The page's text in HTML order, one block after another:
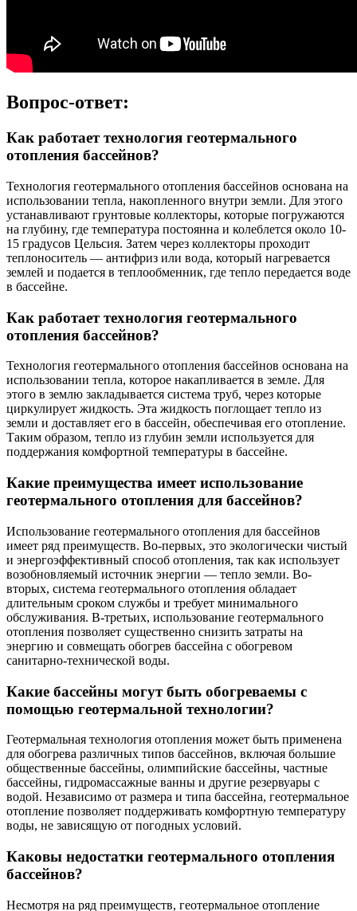
Вопрос-ответ:
Как работает технология геотермального
отопления бассейнов?
Технология геотермального отопления бассейнов основана на
использовании тепла, накопленного внутри земли. Для этого
устанавливают грунтовые коллекторы, которые погружаются
на глубину, где температура постоянна и колеблется около 10-
15 градусов Цельсия. Затем через коллекторы проходит
теплоноситель — антифриз или вода, который нагревается
землей и подается в теплообменник, где тепло передается воде
в бассейне.
Как работает технология геотермального
отопления бассейнов?
Технология геотермального отопления бассейнов основана на
использовании тепла, которое накапливается в земле. Для
этого в землю закладывается система труб, через которые
циркулирует жидкость. Эта жидкость поглощает тепло из
земли и доставляет его в бассейн, обеспечивая его отопление.
Таким образом, тепло из глубин земли используется для
поддержания комфортной температуры в бассейне.
Какие преимущества имеет использование
геотермального отопления для бассейнов?
Использование геотермального отопления для бассейнов
имеет ряд преимуществ. Во-первых, это экологически чистый
и энергоэффективный способ отопления, так как использует
возобновляемый источник энергии — тепло земли. Во-
вторых, система геотермального отопления обладает
длительным сроком службы и требует минимального
обслуживания. В-третьих, использование геотермального
отопления позволяет существенно снизить затраты на
энергию и совмещать обогрев бассейна с обогревом
санитарно-технической воды.
Какие бассейны могут быть обогреваемы с
помощью геотермальной технологии?
Геотермальная технология отопления может быть применена
для обогрева различных типов бассейнов, включая большие
общественные бассейны, олимпийские бассейны, частные
бассейны, гидромассажные ванны и другие резервуары с
водой. Независимо от размера и типа бассейна, геотермальное
отопление позволяет поддерживать комфортную температуру
воды, не зависящую от погодных условий.
Каковы недостатки геотермального отопления
бассейнов?
Несмотря на ряд преимуществ, геотермальное отопление